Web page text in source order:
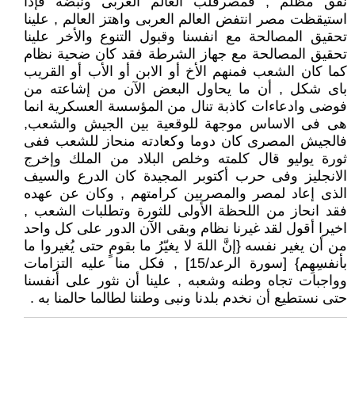
استيقظت مصر انتفض العالم العربى واهتز العالم , علينا
تحقيق المصالحة مع انفسنا وقبول التنوع والأخر علينا
تحقيق المصالحة مع جهاز الشرطة فقد كان ضحية نظام
كما كان الشعب فمنهم الأخ أو الابن أو الأب أو القريب
باى شكل , أن ما يحاول البعض الآن من إشاعته من
فوضى وادعاءات كاذبة تنال من المؤسسة العسكرية انما
هى فى الاساس موجهة للوقعية بين الجيش والشعب,
فالجيش المصرى كان دوما وكعادته منحاز للشعب ففى
ثورة يوليو قال كلمته وخلص البلاد من الملك وإخرج
الانجليز وفى حرب أكتوبر المجيدة كان الدرع والسيف
الذى إعاد لمصر والمصريين كرامتهم , وكان عن عهده
فقد انحاز من اللحظة الأولى للثورة وتطلبات الشعب ,
اخيرا أقول لقد غيرنا نظام وبقى الآن الدور على كل واحد
من أن يغير نفسه {إنَّ اللهَ لا يغيّرُ ما بقومٍ حتى يُغيروا ما
بأنفسِهِم} [سورة الرعد/15] , فكل منا عليه التزامات
وواجبات تجاه وطنه وشعبه , علينا أن نثور على أنفسنا
حتى نستطيع أن نخدم بلدنا ونبى وطننا لطالما حالمنا به .